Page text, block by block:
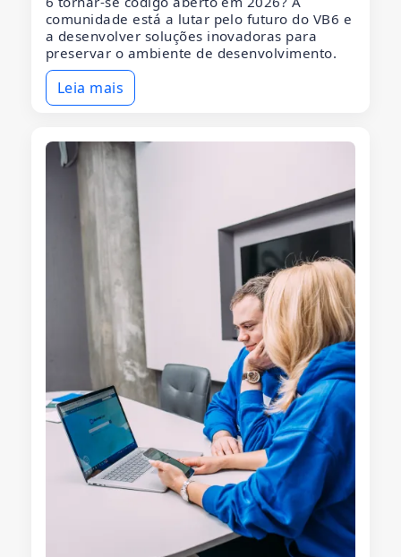
comunidade está a lutar pelo futuro do VB6 e
a desenvolver soluções inovadoras para
preservar o ambiente de desenvolvimento.
Leia mais